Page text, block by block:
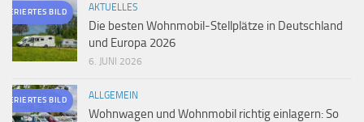
BILD AKTUELLES
Die besten Wohnmobil-Stellplätze in Deutschland
und Europa 2026
6. JUNI 2026
BILD ALLGEMEIN
Wohnwagen und Wohnmobil richtig einlagern: So